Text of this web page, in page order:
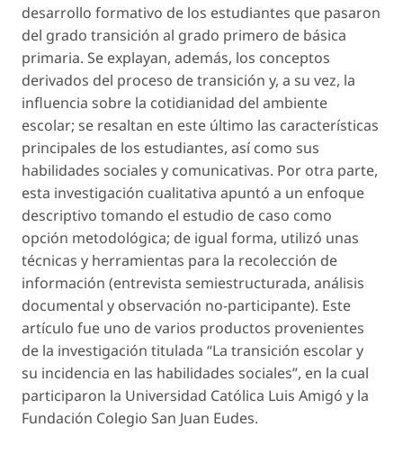
desarrollo formativo de los estudiantes que pasaron
del grado transición al grado primero de básica
primaria. Se explayan, además, los conceptos
derivados del proceso de transición y, a su vez, la
influencia sobre la cotidianidad del ambiente
escolar; se resaltan en este último las características
principales de los estudiantes, así como sus
habilidades sociales y comunicativas. Por otra parte,
esta investigación cualitativa apuntó a un enfoque
descriptivo tomando el estudio de caso como
opción metodológica; de igual forma, utilizó unas
técnicas y herramientas para la recolección de
información (entrevista semiestructurada, análisis
documental y observación no-participante). Este
artículo fue uno de varios productos provenientes
de la investigación titulada “La transición escolar y
su incidencia en las habilidades sociales”, en la cual
participaron la Universidad Católica Luis Amigó y la
Fundación Colegio San Juan Eudes.